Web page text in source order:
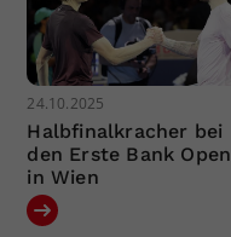
24.10.2025
Halbfinalkracher bei
den Erste Bank Open
in Wien